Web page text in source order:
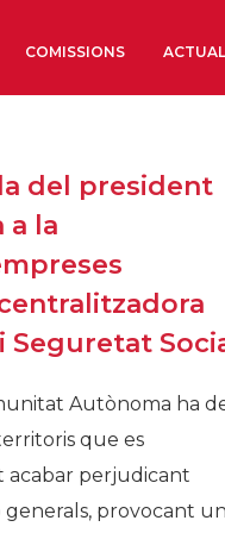
Òrgans de Govern
Òrgans Consultius
Estructura Executiva
Institut d’Estudis
Societat Barcelonesa
Organitzacions
Organitzacions
Coneix més
COMISSIONS
del president
a la
Autònoma ha
que es
acabar perjudicant
provocant